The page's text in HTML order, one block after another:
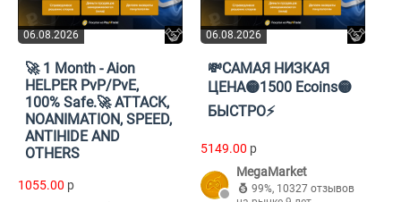
06.08.2026
🚀 1 Month - Aion
HELPER PvP/PvE,
100% Safe.🚀 ATTACK,
NOANIMATION, SPEED,
ANTIHIDE AND
OTHERS
1055.00 p
06.08.2026
💸САМАЯ НИЗКАЯ
ЦЕНА🟡1500 Ecoins🟡
БЫСТРО⚡️
5149.00 p
MegaMarket
99%, 10327 отзывов